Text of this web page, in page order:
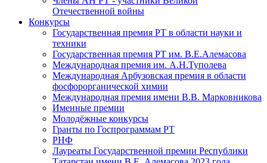
Отечественной войны
Конкурсы
Государственная премия РТ в области науки и
техники
Государственная премия РТ им. В.Е.Алемасова
Международная премия им. А.Н.Туполева
Международная Арбузовская премия в области
фосфорорганической химии
Международная премия имени В.В. Марковникова
Именные премии
Молодёжные конкурсы
Гранты по Госпрограммам РТ
РНФ
Лауреаты Государственной премии Республики